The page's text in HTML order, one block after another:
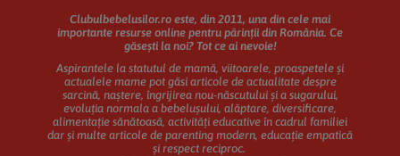
Clubulbebelusilor.ro este, din 2011, una din cele mai
importante resurse online pentru părinții din România. Ce
găsești la noi? Tot ce ai nevoie!
Aspirantele la statutul de mamă, viitoarele, proaspetele și
actualele mame pot găsi articole de actualitate despre
sarcină, naștere, îngrijirea nou-născutului și a sugarului,
evoluția normala a bebelușului, alăptare, diversificare,
alimentație sănătoasă, activități educative în cadrul familiei
dar și multe articole de parenting modern, educație empatică
și respect reciproc.